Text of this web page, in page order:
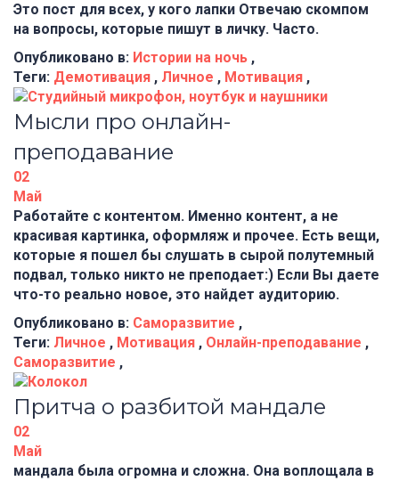
Это пост для всех, у кого лапки Отвечаю скомпом
на вопросы, которые пишут в личку. Часто.
Опубликовано в: Истории на ночь ,
Теги: Демотивация , Личное , Мотивация ,
Мысли про онлайн-
преподавание
02
Май
Работайте с контентом. Именно контент, а не
красивая картинка, оформляж и прочее. Есть вещи,
которые я пошел бы слушать в сырой полутемный
подвал, только никто не преподает:) Если Вы даете
что-то реально новое, это найдет аудиторию.
Опубликовано в: Саморазвитие ,
Теги: Личное , Мотивация , Онлайн-преподавание ,
Саморазвитие ,
Притча о разбитой мандале
02
Май
мандала была огромна и сложна. Она воплощала в